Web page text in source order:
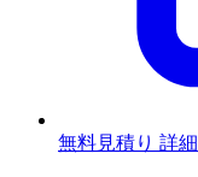
無料見積り 詳